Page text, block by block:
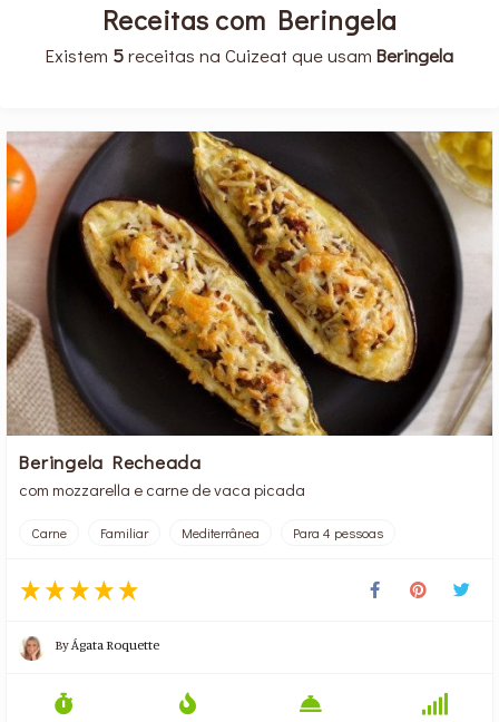
Receitas com Beringela
Existem 5receitas na Cuizeat que usam Beringela
Beringela Recheada
com mozzarella e carne de vaca picada
Carne Familiar Mediterrânea Para 4 pessoas
ByÁgata Roquette